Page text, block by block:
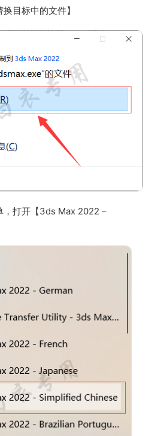
目标中的文件】
，打开【3ds Max 2022 –